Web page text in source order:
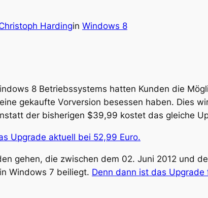
Hardingin Windows 8
8 Betriebssystems hatten Kunden die
gekaufte Vorversion besessen haben. Dies
der bisherigen $39,99 kostet das gleiche
Upgrade aktuell bei 52,99 Euro.
gehen, die zwischen dem 02. Juni 2012 und
Windows 7 beiliegt. Denn dann ist das Upgrade